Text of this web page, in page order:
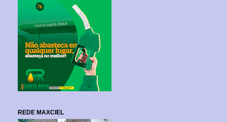
REDE MAXCIEL